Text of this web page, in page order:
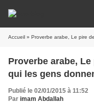
Accueil » Proverbe arabe, Le pire
Proverbe arabe,
qui les gens
Publié le 02/01/2015 à 11:52
Par imam Abdallah